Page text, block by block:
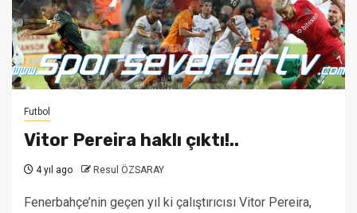
Futbol
Vitor Pereira haklı çıktı!..
4 yıl ago Resul ÖZSARAY
Fenerbahçe’nin geçen yıl ki çalıştırıcısı Vitor Pereira,